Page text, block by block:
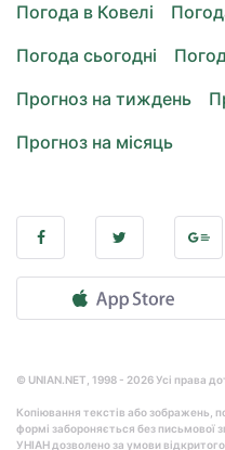
Погода в Ковелі
Погода сьогодні
Прогноз на тиждень
Прогноз на місяць
© UNIAN.NET, 1998 - 2026 Усі права
Копіювання текстів або зображень,
формі забороняється без письмової
УНІАН дозволено за умови